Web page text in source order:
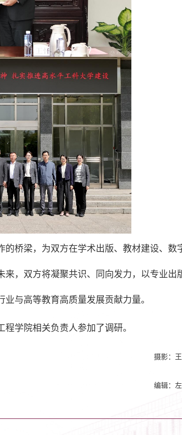
桥梁，为双方在学术出版、教材建设、数
，双方将凝聚共识、同向发力，以专业出
与高等教育高质量发展贡献力量。
学院相关负责人参加了调研。
摄影：
编辑：